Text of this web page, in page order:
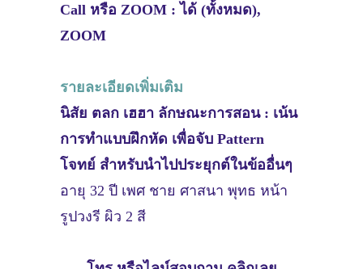
Call หรือ ZOOM : ได้ (ทั้งหมด),
ZOOM
รายละเอียดเพิ่มเติม
นิสัย ตลก เฮฮา ลักษณะการสอน : เน้น
การทำแบบฝึกหัด เพื่อจับ Pattern
โจทย์ สำหรับนำไปประยุกต์ในข้ออื่นๆ
อายุ 32 ปี เพศ ชาย ศาสนา พุทธ หน้า
รูปวงรี ผิว 2 สี